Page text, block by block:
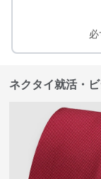
必
ネクタイ就活・